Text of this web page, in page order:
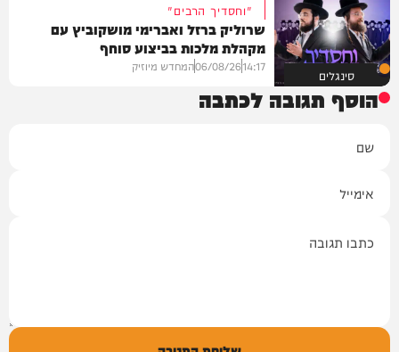
סינגלים
"וחסדיך הרבים"
שרוליק ברזל ואברימי מושקוביץ עם
מקהלת מלכות בביצוע סוחף
14:17
06/08/26המחדש מיוזיק
הוסף תגובה לכתבה